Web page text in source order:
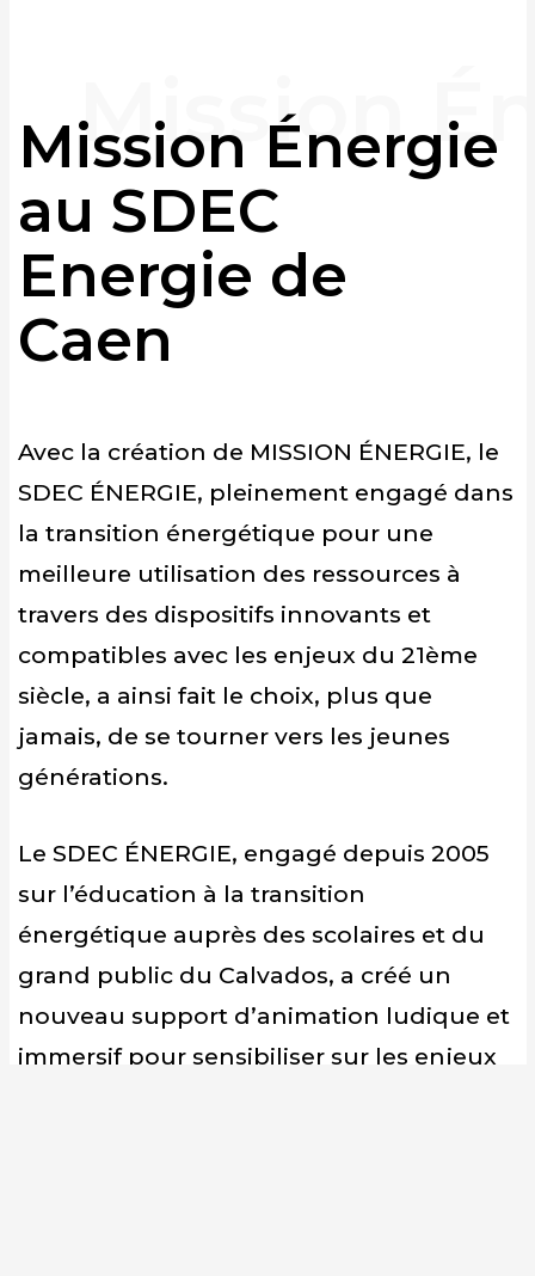
Mission Énergie
au SDEC
Energie de
Caen
Avec la création de MISSION ÉNERGIE, le
SDEC ÉNERGIE, pleinement engagé dans
la transition énergétique pour une
meilleure utilisation des ressources à
travers des dispositifs innovants et
compatibles avec les enjeux du 21ème
siècle, a ainsi fait le choix, plus que
jamais, de se tourner vers les jeunes
générations.
Le SDEC ÉNERGIE, engagé depuis 2005
sur l’éducation à la transition
énergétique auprès des scolaires et du
grand public du Calvados, a créé un
nouveau support d’animation ludique et
immersif pour sensibiliser sur les enjeux